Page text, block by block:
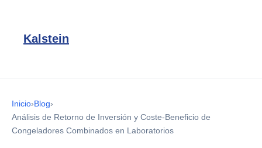
Kalstein
Inicio›Blog›
Análisis de Retorno de Inversión y Coste-Beneficio de
Congeladores Combinados en Laboratorios